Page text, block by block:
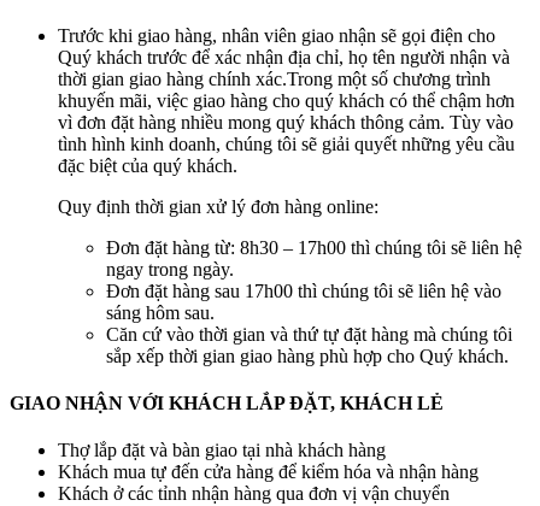
Trước khi giao hàng, nhân viên giao nhận sẽ gọi điện cho
Quý khách trước để xác nhận địa chỉ, họ tên người nhận và
thời gian giao hàng chính xác.Trong một số chương trình
khuyến mãi, việc giao hàng cho quý khách có thể chậm hơn
vì đơn đặt hàng nhiều mong quý khách thông cảm. Tùy vào
tình hình kinh doanh, chúng tôi sẽ giải quyết những yêu cầu
đặc biệt của quý khách.
Quy định thời gian xử lý đơn hàng online:
Đơn đặt hàng từ: 8h30 – 17h00 thì chúng tôi sẽ liên hệ
ngay trong ngày.
Đơn đặt hàng sau 17h00 thì chúng tôi sẽ liên hệ vào
sáng hôm sau.
Căn cứ vào thời gian và thứ tự đặt hàng mà chúng tôi
sắp xếp thời gian giao hàng phù hợp cho Quý khách.
GIAO NHẬN VỚI KHÁCH LẮP ĐẶT, KHÁCH LẺ
Thợ lắp đặt và bàn giao tại nhà khách hàng
Khách mua tự đến cửa hàng để kiểm hóa và nhận hàng
Khách ở các tỉnh nhận hàng qua đơn vị vận chuyển